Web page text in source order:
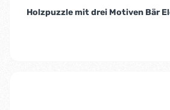
Holzpuzzle mit drei Motiven Bär